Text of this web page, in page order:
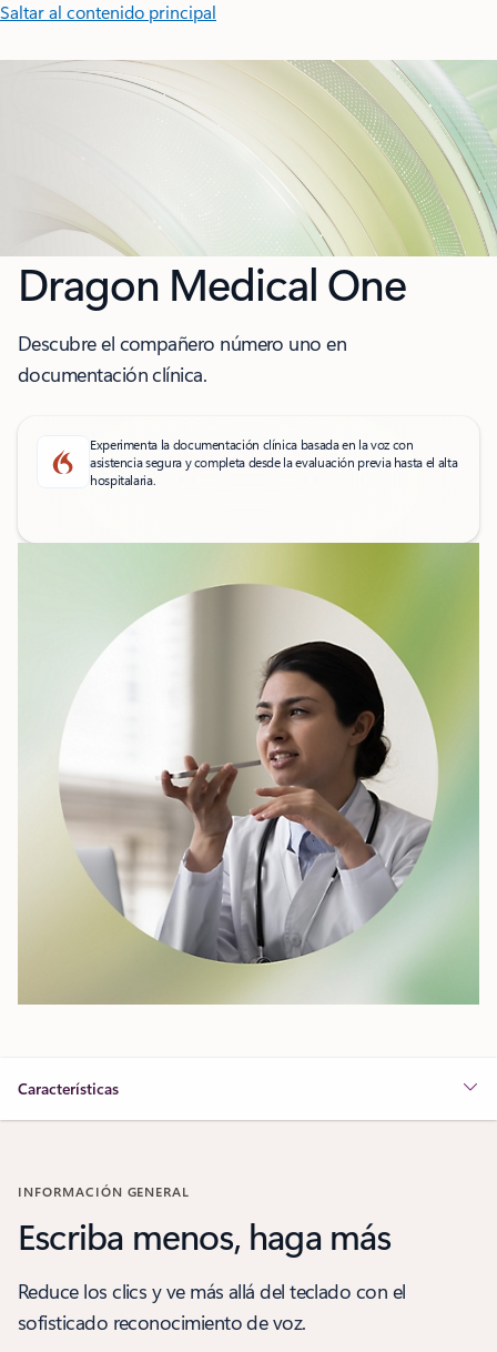
Saltar al contenido principal
Dragon Medical One
Descubre el compañero número uno en
documentación clínica.
Experimenta la documentación clínica basada en la voz con
asistencia segura y completa desde la evaluación previa hasta el alta
hospitalaria.
Características
INFORMACIÓN GENERAL
Escriba menos, haga más
Reduce los clics y ve más allá del teclado con el
sofisticado reconocimiento de voz.